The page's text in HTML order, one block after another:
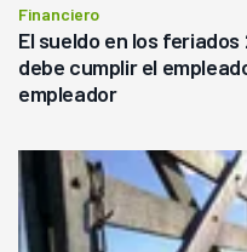
Financiero
El sueldo en los
debe cumplir el
empleador